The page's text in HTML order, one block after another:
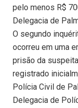
pelo menos R$
Delegacia de
O segundo
ocorreu em uma
prisão da
registrado
Polícia Civil de
Delegacia de